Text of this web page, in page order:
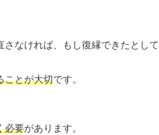
なければ、もし復縁できたとして
ことが大切です。
必要があります。